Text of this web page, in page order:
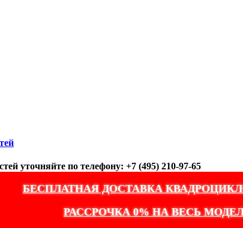
уточняйте по телефону: +7 (495) 210-97-65
БЕСПЛАТНАЯ ДОСТАВКА
РАССРОЧКА 0% НА ВЕСЬ